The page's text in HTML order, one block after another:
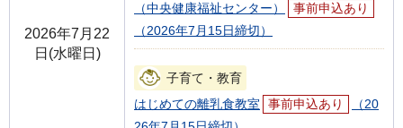
2026年7月22
日(水曜日)
（中央健康福祉センター）
事前申込あり
（2026年7月15日締切）
子育て・教育
はじめての離乳食教室
事前申込あり
（20